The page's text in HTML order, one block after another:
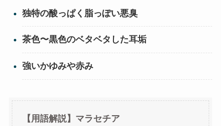
独特の酸っぱく脂っぽい悪臭
茶色〜黒色のベタベタした耳垢
強いかゆみや赤み
【用語解説】マラセチア